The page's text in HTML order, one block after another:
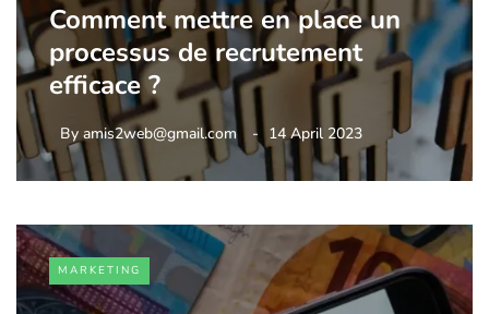
Comment mettre en place un
processus de recrutement
efficace ?
By amis2web@gmail.com 14 April 2023
MARKETING